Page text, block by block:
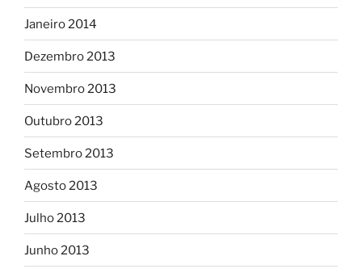
Janeiro 2014
Dezembro 2013
Novembro 2013
Outubro 2013
Setembro 2013
Agosto 2013
Julho 2013
Junho 2013